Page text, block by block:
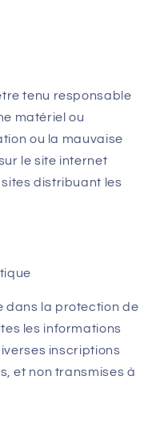
tenu responsable
matériel ou
ou la mauvaise
le site internet
distribuant les
dans la protection de
les informations
inscriptions
et non transmises à